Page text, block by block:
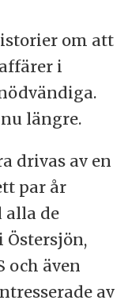
om att
i
längre.
drivas av en
par år
alla de
och även
av